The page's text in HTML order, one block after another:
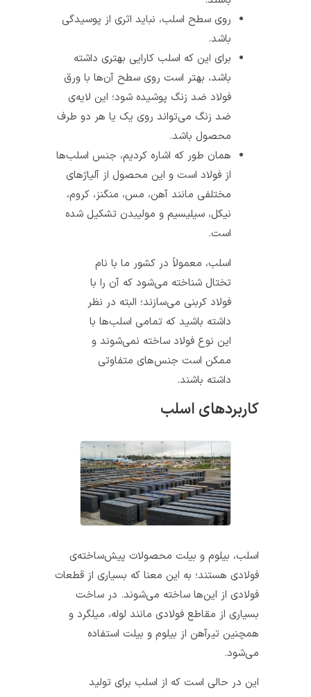
روی سطح اسلب، نباید اثری از پوسیدگی
برای این که اسلب کارایی بهتری داشته
باشد، بهتر است روی سطح آن‌ها با ورق
فولاد ضد زنگ پوشیده شود؛ این لایه‌ی
ضد زنگ می‌تواند روی یک یا هر دو طرف
محصول باشد.
همان طور که اشاره کردیم، جنس اسلب‌ها
از فولاد است و این محصول از آلیاژهای
مختلفی مانند آهن، مس، منگنز، کروم،
نیکل، سیلیسیم و مولیبدن تشکیل شده
اسلب،‌ معمولاً در کشور ما با نام
تختال شناخته می‌شود که آن را با
فولاد کربنی می‌سازند؛ البته در نظر
داشته باشید که تمامی اسلب‌ها با
این نوع فولاد ساخته نمی‌شوند و
ممکن است جنس‌های متفاوتی
داشته باشند.
کاربردهای اسلب
اسلب، بیلوم و بیلت محصولات پیش‌ساخته‌ی
فولادی هستند؛ به این معنا که بسیاری از قطعات
فولادی از این‌ها ساخته می‌شوند. در ساخت
بسیاری از مقاطع فولادی مانند لوله، میلگرد و
همچنین تیرآهن از بیلوم و بیلت استفاده
این در حالی است که از اسلب برای تولید